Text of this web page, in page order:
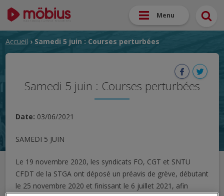
Menu
Accueil › Samedi 5 juin : Courses perturbées
Samedi 5 juin : Courses perturbées
Date: 03/06/2021
SAMEDI 5 JUIN
Le 19 novembre 2020, les syndicats FO, CGT et SNTU
CFDT de la STGA ont déposé un préavis de grève, débutant
le 25 novembre 2020 et finissant le 6 juillet 2021, afin